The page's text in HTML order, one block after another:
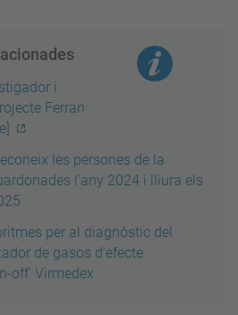
i
Ferran
les persones de la
l'any 2024 i lliura els
per al diagnòstic del
de gasos d'efecte
off' Virmedex